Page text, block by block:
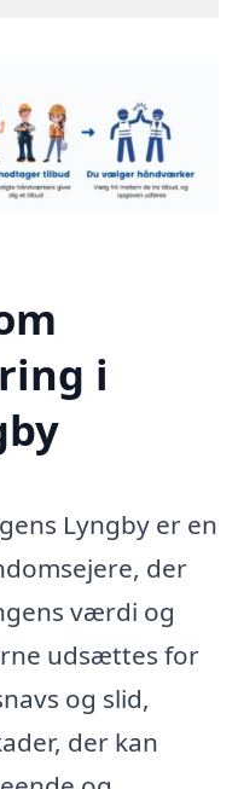
i
Lyngby er en
der
værdi og
udsættes for
og slid,
der kan